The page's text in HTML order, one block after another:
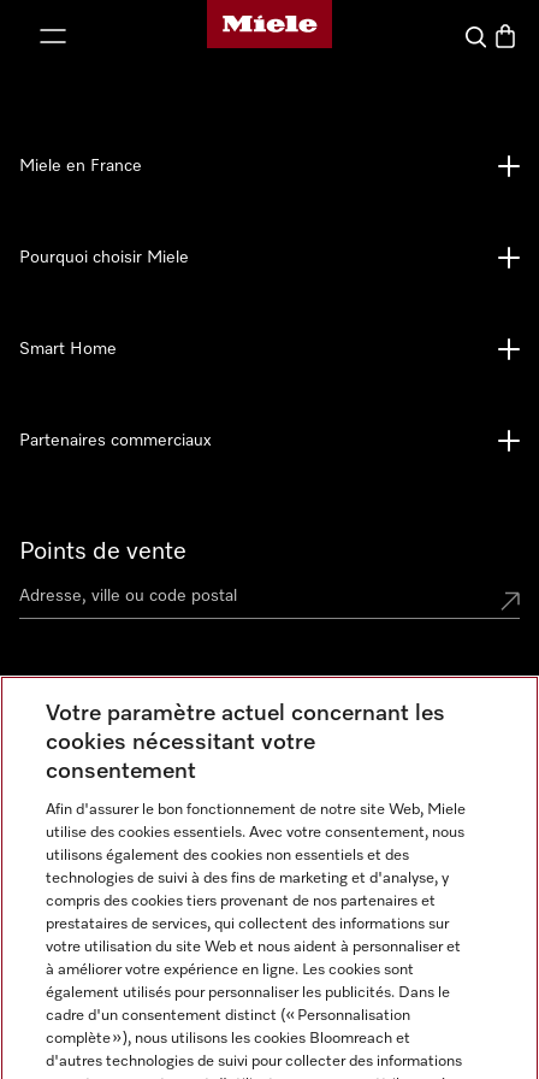
Page d'accueil Miele
Search
Points de vente
Découvrez la boutique Miele proche de chez vous
Newsletter
Miele en France
Pourquoi choisir Miele
Smart Home
Partenaires commerciaux
Miele sur Instagram
Miele sur Facebook
Miele sur Youtube
Votre paramètre actuel concernant les
cookies nécessitant votre
consentement
Afin d'assurer le bon fonctionnement de notre site Web, Miele
utilise des cookies essentiels. Avec votre consentement, nous
utilisons également des cookies non essentiels et des
technologies de suivi à des fins de marketing et d'analyse, y
compris des cookies tiers provenant de nos partenaires et
prestataires de services, qui collectent des informations sur
votre utilisation du site Web et nous aident à personnaliser et
à améliorer votre expérience en ligne. Les cookies sont
également utilisés pour personnaliser les publicités. Dans le
cadre d'un consentement distinct (« Personnalisation
complète »), nous utilisons les cookies Bloomreach et
d'autres technologies de suivi pour collecter des informations